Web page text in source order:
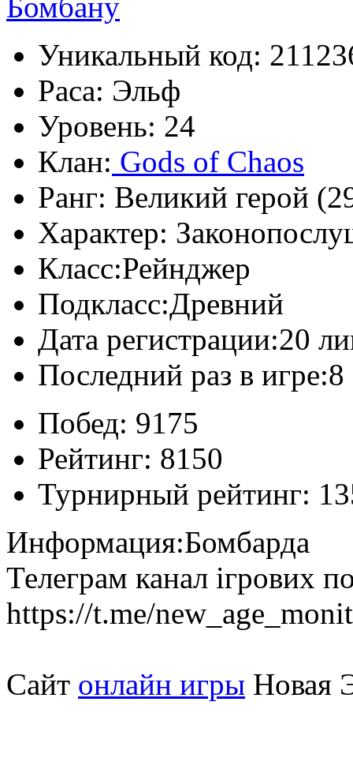
Уникальный код:
Раса: Эльф
Уровень: 24
Клан: Gods of Chaos
Ранг: Великий герой
Характер:
Класс:Рейнджер
Подкласс:Древний
Дата регистрации:20
Последний раз в игре:8
Побед: 9175
Рейтинг: 8150
Турнирный рейтинг:
Информация:Бомбарда
Телеграм канал ігрових
https://t.me/
Сайт онлайн игры Новая